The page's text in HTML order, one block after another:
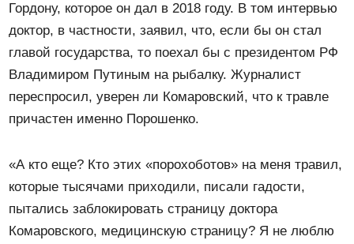
Гордону, которое он дал в 2018 году. В том интервью
доктор, в частности, заявил, что, если бы он стал
главой государства, то поехал бы с президентом РФ
Владимиром Путиным на рыбалку. Журналист
переспросил, уверен ли Комаровский, что к травле
причастен именно Порошенко.
«А кто еще? Кто этих «порохоботов» на меня травил,
которые тысячами приходили, писали гадости,
пытались заблокировать страницу доктора
Комаровского, медицинскую страницу? Я не люблю